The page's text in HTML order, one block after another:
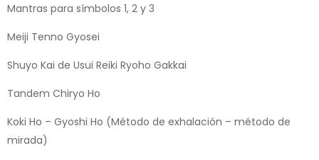
Mantras para símbolos 1, 2 y 3
Meiji Tenno Gyosei
Shuyo Kai de Usui Reiki Ryoho Gakkai
Tandem Chiryo Ho
Koki Ho – Gyoshi Ho (Método de exhalación – método de
mirada)